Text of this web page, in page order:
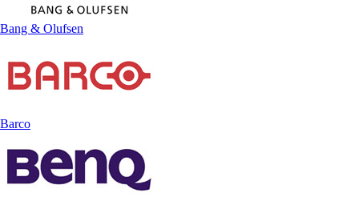
Bang & Olufsen
Barco